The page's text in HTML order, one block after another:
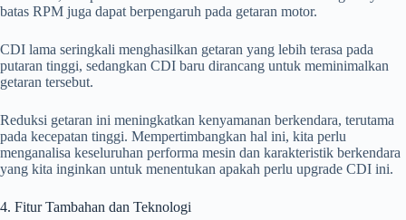
batas RPM juga dapat berpengaruh pada getaran motor.
CDI lama seringkali menghasilkan getaran yang lebih terasa pada
putaran tinggi, sedangkan CDI baru dirancang untuk meminimalkan
getaran tersebut.
Reduksi getaran ini meningkatkan kenyamanan berkendara, terutama
pada kecepatan tinggi. Mempertimbangkan hal ini, kita perlu
menganalisa keseluruhan performa mesin dan karakteristik berkendara
yang kita inginkan untuk menentukan apakah perlu upgrade CDI ini.
4. Fitur Tambahan dan Teknologi